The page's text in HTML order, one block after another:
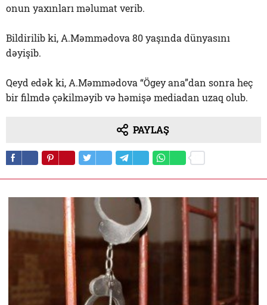
onun yaxınları məlumat verib.
Bildirilib ki, A.Məmmədova 80 yaşında dünyasını
dəyişib.
Qeyd edək ki, A.Məmmədova “Ögey ana”dan sonra heç
bir filmdə çəkilməyib və həmişə mediadan uzaq olub.
PAYLAŞ